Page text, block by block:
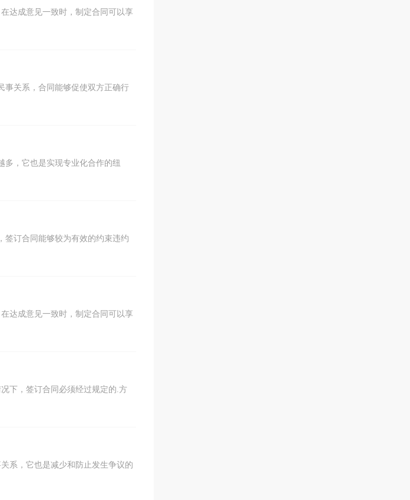
达成意见一致时，制定合同可以享
事关系，合同能够促使双方正确行
多，它也是实现专业化合作的纽
签订合同能够较为有效的约束违约
达成意见一致时，制定合同可以享
下，签订合同必须经过规定的.方
系，它也是减少和防止发生争议的